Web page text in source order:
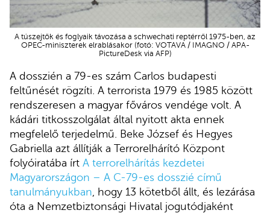
A túszejtők és foglyaik távozása a schwechati reptérről 1975-ben, az
OPEC-miniszterek elrablásakor (fotó: VOTAVA / IMAGNO / APA-
PictureDesk via AFP)
A dosszién a 79-es szám Carlos budapesti
feltűnését rögzíti. A terrorista 1979 és 1985 között
rendszeresen a magyar főváros vendége volt. A
kádári titkosszolgálat által nyitott akta ennek
megfelelő terjedelmű. Beke József és Hegyes
Gabriella azt állítják a Terrorelhárító Központ
folyóiratába írt A terrorelhárítás kezdetei
Magyarországon – A C-79-es dosszié című
tanulmányukban , hogy 13 kötetből állt, és lezárása
óta a Nemzetbiztonsági Hivatal jogutódjaként